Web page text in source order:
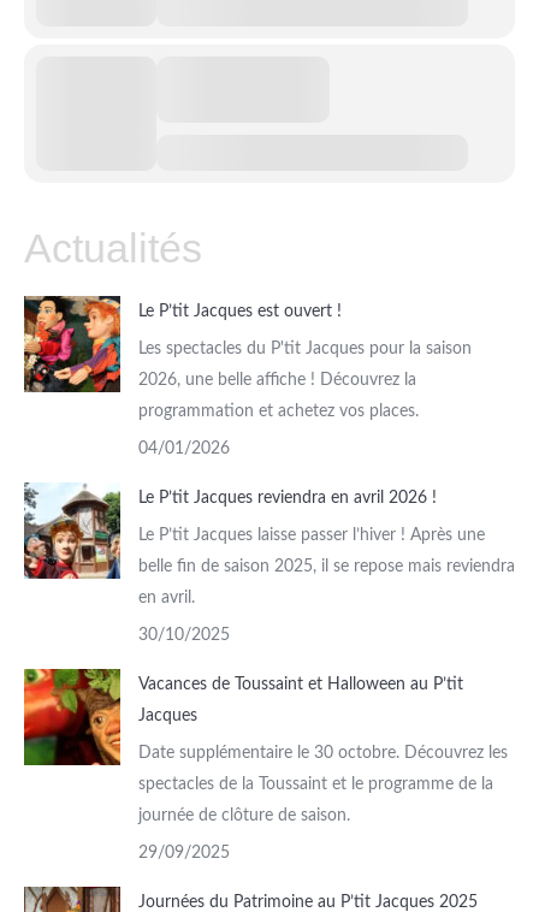
Actualités
Le P’tit Jacques est ouvert !
Les spectacles du P'tit Jacques pour la saison
2026, une belle affiche ! Découvrez la
programmation et achetez vos places.
04/01/2026
Le P’tit Jacques reviendra en avril 2026 !
Le P’tit Jacques laisse passer l’hiver ! Après une
belle fin de saison 2025, il se repose mais reviendra
en avril.
30/10/2025
Vacances de Toussaint et Halloween au P’tit
Jacques
Date supplémentaire le 30 octobre. Découvrez les
spectacles de la Toussaint et le programme de la
journée de clôture de saison.
29/09/2025
Journées du Patrimoine au P’tit Jacques 2025